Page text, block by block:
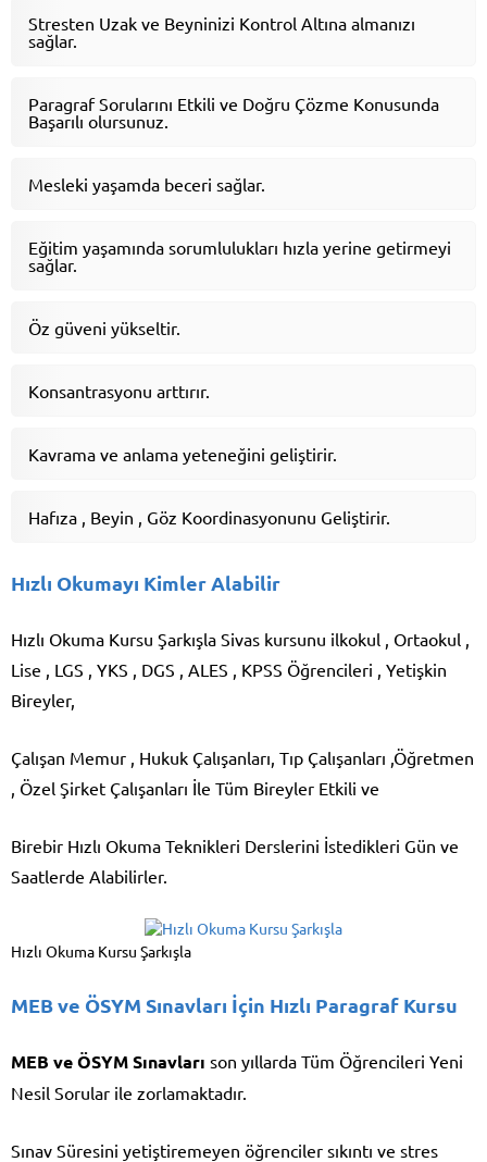
Stresten Uzak ve Beyninizi Kontrol Altına almanızı
sağlar.
Paragraf Sorularını Etkili ve Doğru Çözme Konusunda
Başarılı olursunuz.
Mesleki yaşamda beceri sağlar.
Eğitim yaşamında sorumlulukları hızla yerine getirmeyi
sağlar.
Öz güveni yükseltir.
Konsantrasyonu arttırır.
Kavrama ve anlama yeteneğini geliştirir.
Hafıza , Beyin , Göz Koordinasyonunu Geliştirir.
Hızlı Okumayı Kimler Alabilir
Hızlı Okuma Kursu Şarkışla Sivas kursunu ilkokul , Ortaokul ,
Lise , LGS , YKS , DGS , ALES , KPSS Öğrencileri , Yetişkin
Bireyler,
Çalışan Memur , Hukuk Çalışanları, Tıp Çalışanları ,Öğretmen
, Özel Şirket Çalışanları İle Tüm Bireyler Etkili ve
Birebir Hızlı Okuma Teknikleri Derslerini İstedikleri Gün ve
Saatlerde Alabilirler.
Hızlı Okuma Kursu Şarkışla
MEB ve ÖSYM Sınavları İçin Hızlı Paragraf Kursu
MEB ve ÖSYM Sınavları son yıllarda Tüm Öğrencileri Yeni
Nesil Sorular ile zorlamaktadır.
Sınav Süresini yetiştiremeyen öğrenciler sıkıntı ve stres